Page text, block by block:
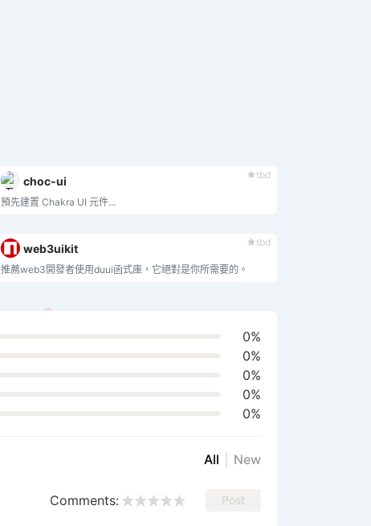
tbd
choc-ui
預先建置 Chakra UI 元件...
tbd
web3uikit
推薦web3開發者使用duui函式庫，它絕對是你所需要的。
0%
0%
0%
0%
0%
All New
Comments: Post